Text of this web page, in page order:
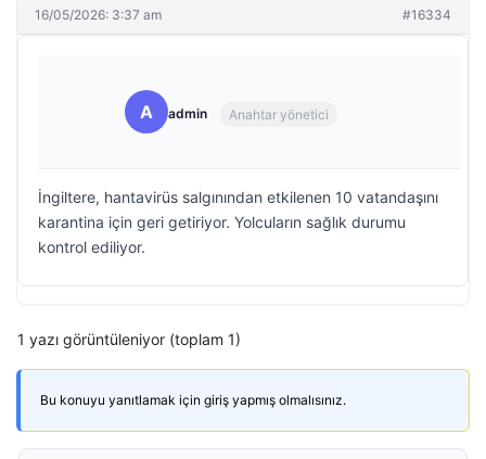
16/05/2026: 3:37 am #16334
A admin Anahtar yönetici
İngiltere, hantavirüs salgınından etkilenen 10 vatandaşını
karantina için geri getiriyor. Yolcuların sağlık durumu
kontrol ediliyor.
1 yazı görüntüleniyor (toplam 1)
Bu konuyu yanıtlamak için giriş yapmış olmalısınız.